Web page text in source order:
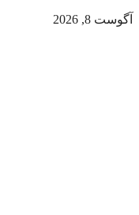
آگوست 8, 2026